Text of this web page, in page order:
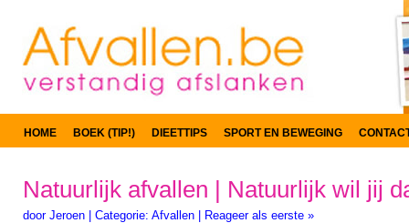
HOME BOEK (TIP!) DIEETTIPS SPORT EN BEWEGING
Natuurlijk afvallen | Natuurlijk wil jij
door Jeroen Categorie: Afvallen
Reageer als eerste »